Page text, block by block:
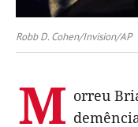
Robb D. Cohen/Invision/AP
M orreu